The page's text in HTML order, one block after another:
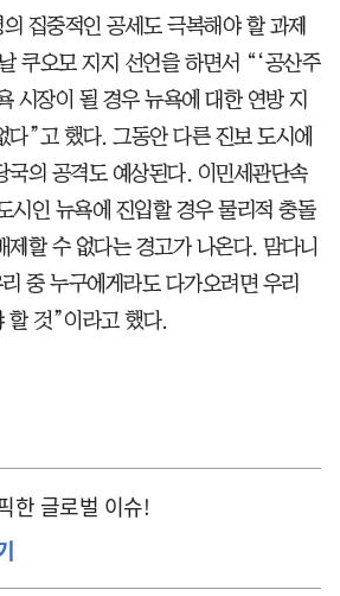
집중적인 공세도 극복해야 할 과제
쿠오모 지지 선언을 하면서 “‘공산주
시장이 될 경우 뉴욕에 대한 연방 지
다”고 했다. 그동안 다른 진보 도시에
국의 공격도 예상된다. 이민세관단속
시인 뉴욕에 진입할 경우 물리적 충돌
제할 수 없다는 경고가 나온다. 맘다니
중 누구에게라도 다가오려면 우리
할 것”이라고 했다.
한 글로벌 이슈!